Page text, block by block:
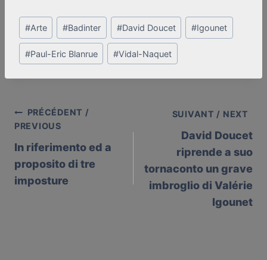
Post
Tags:
#Arte #Badinter #David Doucet #Igounet
#Paul-Eric Blanrue #Vidal-Naquet
Post
navigation
PRÉCÉDENT /
PREVIOUS
In riferimento ed a
proposito di tre
imposture
SUIVANT / NEXT
David Doucet
riprende a suo
tornaconto un grave
imbroglio di Valérie
Igounet